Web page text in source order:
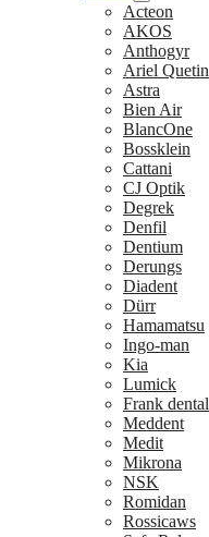
Acteon
AKOS
Anthogyr
Ariel Quetin
Astra
Bien Air
BlancOne
Bossklein
Cattani
CJ Optik
Degrek
Denfil
Dentium
Derungs
Diadent
Dürr
Hamamatsu
Ingo-man
Kia
Lumick
Frank dental
Meddent
Medit
Mikrona
NSK
Romidan
Rossicaws